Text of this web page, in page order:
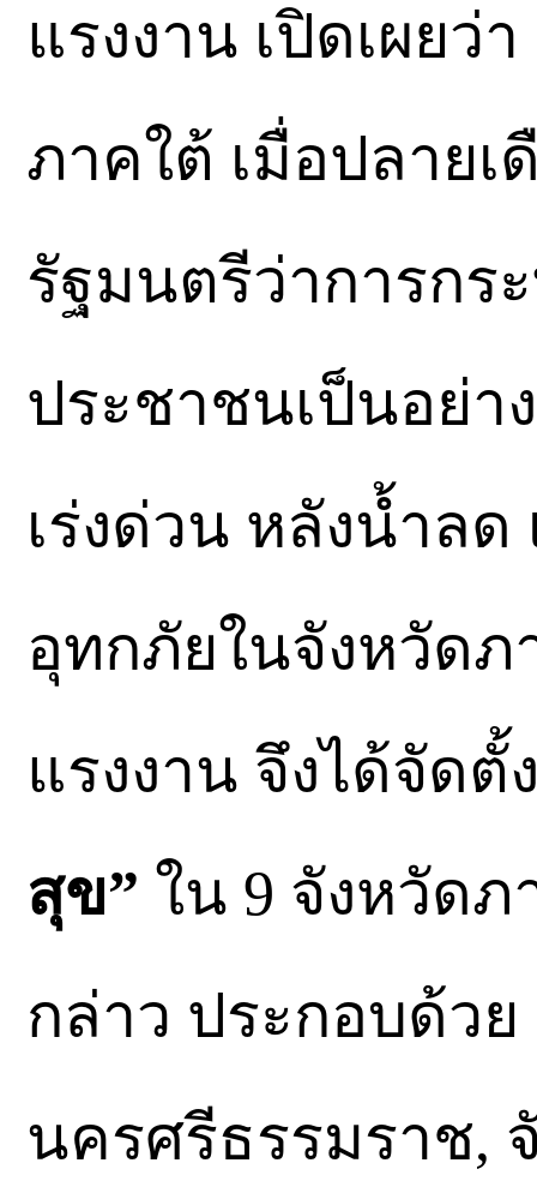
แรงงาน เปิดเผย
ภาคใต้ เมื่อปลาย
รัฐมนตรีว่าการกร
ประชาชนเป็นอย่า
เร่งด่วน หลังน้ำลด
อุทกภัยในจังหวัด
แรงงาน จึงได้จัด
สุข” ใน 9 จังหวัด
กล่าว ประกอบด้ว
นครศรีธรรมราช,